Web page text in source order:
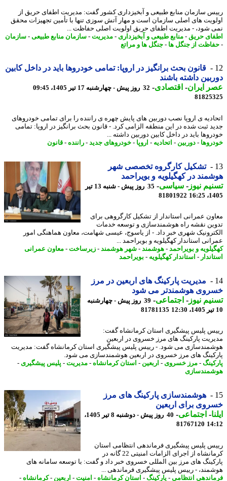
سازمان منابع طبیعی و آبخیزداری کشور گفت: مدیریت اطفای حریق از
های اصلی سازمان است و مهار آتش سوزی تنها با تأمین تجهیزات محقق
شود، - مدیریت اطفای حریق اولویت اصلی حفاظت ...
حریق- منابع طبیعی و آبخیزداری- مدیریت-سازمان منابع طبیعی-سازمان
از جنگل ها- جنگل ها و مراتع
قانون بحث برانگیز در اروپا: تمامی خودروها باید در داخل کابین
داشته باشند
ایران- اقتصادی-32 روز پیش - چهارشنبه 17 تیر 1405، 09:45
ی اروپا نصب دوربین های پایش چهره ی راننده را برای تمامی خودروهای
ثبت شده در این منطقه الزامی کرد. - قانون بحث برانگیز در اروپا: تمامی
باید در داخل کابین دوربین داشته ...
-دوربین-اتحادیه-اروپا - خودروهای جدید-راننده -قانون
تشکیل کارگروه تخصصی شهر
در کهگیلویه و بویراحمد
نیوز-سیاسی-
35 روز پیش - شنبه 13 تیر
81801922
عمرانی استاندار از تشکیل کارگروهی برای
نقشه راه هوشمندسازی و توسعه خدمات
شهری خبر داد. - از یاسوج، عیسی شهامت، معاون هماهنگی امور
استاندار کهگیلویه و بویراحمد ...
و بویراحمد -هوشمند-شهر هوشمند-زیرساخت-معاون عمرانی
-استاندار کهگیلویه-بویراحمد
مدیریت پارکینگ های اربعین در مرز
هوشمندتر می شود
نیوز-اجتماعی-
39 روز پیش - چهارشنبه
81781135
پلیس پیشگیری استان کرمانشاه گفت:
پارکینگ های مرز خسروی در اربعین
می شود. - رییس پلیس پیشگیری استان کرمانشاه گفت: مدیریت
های مرز خسروی در اربعین هوشمندسازی می شود.
-مرز خسروی-اربعین -استان کرمانشاه-مدیریت-پلیس پیشگیری-
هوشمندسازی پارکینگ های مرز
برای اربعین
-اجتماعی-
40 روز پیش - دوشنبه 8 تیر 1405،
81767120
پلیس پیشگیری فرماندهی انتظامی استان
کرمانشاه از اجرای الزامات امنیتی 22 گانه در
های مرز بین المللی خسروی خبر داد و گفت: با توسعه سامانه های
- رییس پلیس پیشگیری فرماندهی ...
انتظامی-پارکینگ-استان کرمانشاه-امنیت-اربعین -کرمانشاه-